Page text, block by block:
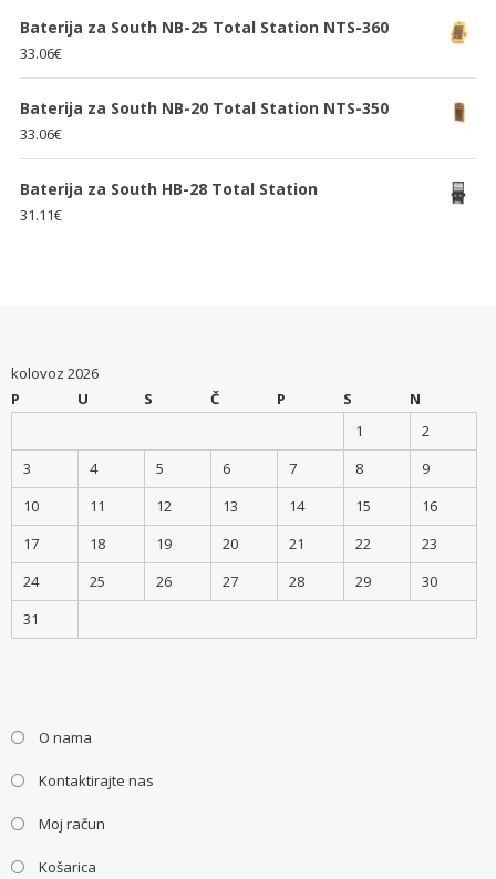
Baterija za South NB-25 Total Station NTS-360
33.06€
Baterija za South NB-20 Total Station NTS-350
33.06€
Baterija za South HB-28 Total Station
31.11€
kolovoz 2026
P
U S Č P S
N
1
2
3
4 5 6 7 8
9
10
11 12 13 14 15
16
17
18 19 20 21 22
23
24
25 26 27 28 29
30
31
O nama
Kontaktirajte nas
Moj račun
Košarica